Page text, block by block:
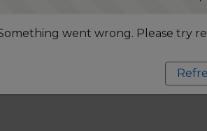
went wrong. Please try